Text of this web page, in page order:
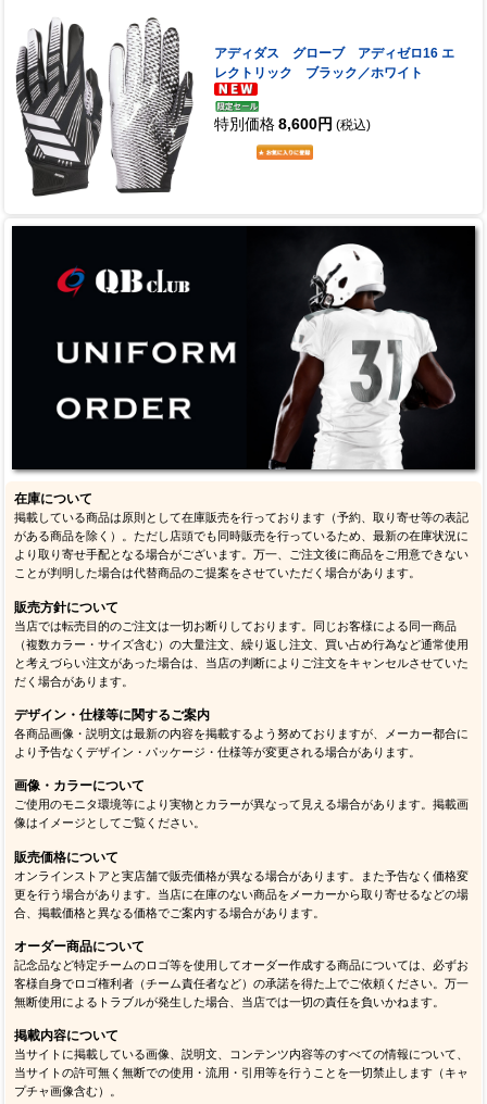
アディダス グローブ アディゼロ16 エ
レクトリック ブラック／ホワイト
特別価格 8,600円 (税込)
在庫について
掲載している商品は原則として在庫販売を行っております（予約、取り寄せ等の表記
がある商品を除く）。ただし店頭でも同時販売を行っているため、最新の在庫状況に
より取り寄せ手配となる場合がございます。万一、ご注文後に商品をご用意できない
ことが判明した場合は代替商品のご提案をさせていただく場合があります。
販売方針について
当店では転売目的のご注文は一切お断りしております。同じお客様による同一商品
（複数カラー・サイズ含む）の大量注文、繰り返し注文、買い占め行為など通常使用
と考えづらい注文があった場合は、当店の判断によりご注文をキャンセルさせていた
だく場合があります。
デザイン・仕様等に関するご案内
各商品画像・説明文は最新の内容を掲載するよう努めておりますが、メーカー都合に
より予告なくデザイン・パッケージ・仕様等が変更される場合があります。
画像・カラーについて
ご使用のモニタ環境等により実物とカラーが異なって見える場合があります。掲載画
像はイメージとしてご覧ください。
販売価格について
オンラインストアと実店舗で販売価格が異なる場合があります。また予告なく価格変
更を行う場合があります。当店に在庫のない商品をメーカーから取り寄せるなどの場
合、掲載価格と異なる価格でご案内する場合があります。
オーダー商品について
記念品など特定チームのロゴ等を使用してオーダー作成する商品については、必ずお
客様自身でロゴ権利者（チーム責任者など）の承諾を得た上でご依頼ください。万一
無断使用によるトラブルが発生した場合、当店では一切の責任を負いかねます。
掲載内容について
当サイトに掲載している画像、説明文、コンテンツ内容等のすべての情報について、
当サイトの許可無く無断での使用・流用・引用等を行うことを一切禁止します（キャ
プチャ画像含む）。